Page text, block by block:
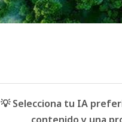
💡 Selecciona tu IA